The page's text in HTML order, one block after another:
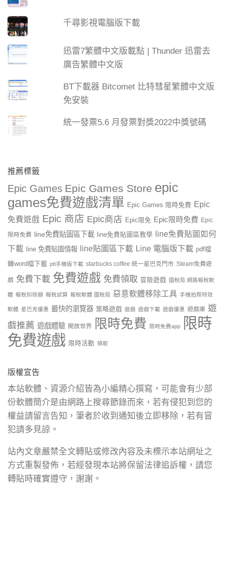
千尋影視電腦版下載
迅雷7繁體中文版載點 | Thunder 迅雷去
廣告繁體中文版
BT下載器 Bitcomet 比特彗星繁體中文版
免安裝
統一發票5.6 月發票對獎2022中獎號碼
推薦標籤
Epic Games Epic Games Store epic
games免費遊戲清單 Epic Games 限時免費 Epic
免費遊戲 Epic 商店 Epic商店 Epic限免 Epic限時免費 Epic
限時免費 line免費貼圖區下載 line免費貼圖區教學
line免費貼圖如何
下載
line 免費貼圖情報 line貼圖區下載 Line 電腦版下載 pdf檔
轉word檔下載 ptt手機版下載 starbucks coffee 統一星巴克門市 Steam免費遊
戲 免費下載 免費遊戲 免費領取 冒險遊戲 國稅局 網路報稅軟
體 報稅扣除額 報稅試算 報稅軟體 國稅局 惡意軟體移除工具 手機拍照特效
軟體 星巴克優惠 最快的瀏覽器 策略遊戲 遊戲 遊戲下載 遊戲優惠 遊戲庫 遊
戲推薦 遊戲體驗 開放世界 限時免費 限時免費app
限時
免費遊戲 限時活動 領取
版權宣告
本站軟體、資源介紹皆為小編精心撰寫，可能會有少部
份軟體簡介是由網路上搜尋節錄而來，若有侵犯到您的
權益請留言告知，筆者於收到通知後立即移除，若有冒
犯請多見諒。
站內文章嚴禁全文轉貼或修改內容及未標示本站網址之
方式重製發佈，若經發現本站將保留法律追訴權，請您
轉貼時確實遵守，謝謝。